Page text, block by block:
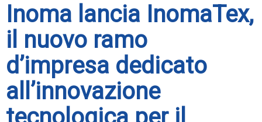
Inoma lancia InomaTex,
il nuovo ramo
d’impresa dedicato
all’innovazione